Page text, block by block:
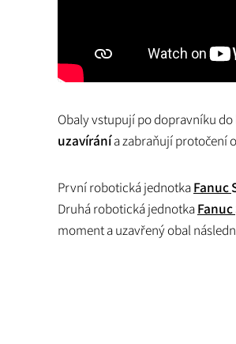
Obaly vstupují po dopravníku
uzavíránía zabraňují protočení
První robotická jednotkaFanuc
Druhá robotická jednotkaFanuc
moment a uzavřený obal